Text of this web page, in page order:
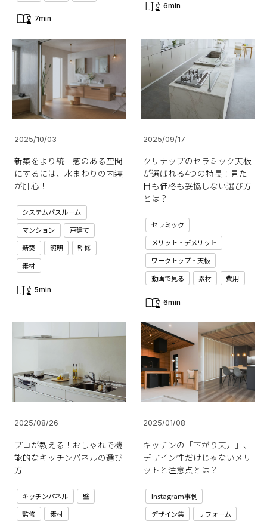
7min
6min
2025/10/03
新築をより統一感のある空間
にするには、水まわりの内装
が肝心！
システムバスルーム
マンション
戸建て
新築
照明
監修
素材
5min
2025/09/17
クリナップのセラミック天板
が選ばれる4つの特長！見た
目も価格も妥協しない選び方
とは？
セラミック
メリット・デメリット
ワークトップ・天板
動画で見る
素材 費用
6min
2025/08/26
プロが教える！おしゃれで機
能的なキッチンパネルの選び
方
キッチンパネル
壁
監修
素材
2025/01/08
キッチンの「下がり天井」、
デザイン性だけじゃないメリ
ットと注意点とは？
Instagram事例
デザイン集
リフォーム